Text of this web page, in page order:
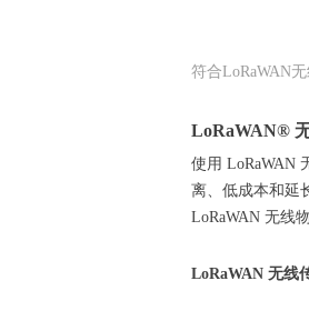
符合LoRaWAN
LoRaWAN®
使用 LoRaWAN
离、低成本和延
LoRaWAN 无线
LoRaWAN 无线